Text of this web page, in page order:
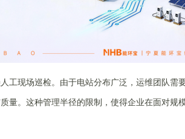
工现场巡检。由于电站分布广泛，运维团队需
量。这种管理半径的限制，使得企业在面对规